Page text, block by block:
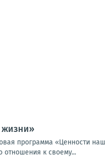
жизни»
программа «Ценности
отношения к своему...